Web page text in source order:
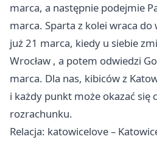
marca, a następnie podejmie
marca. Sparta z kolei wraca do
już 21 marca, kiedy u siebie
Wrocław , a potem odwiedzi
marca. Dla nas, kibiców z
i każdy punkt może okazać się
rozrachunku.
Relacja: katowicelove –